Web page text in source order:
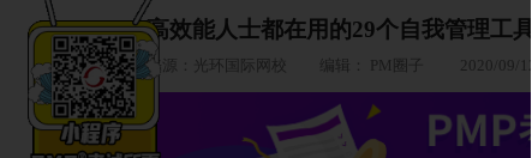
高效能人士都在用的29个自我管理工具
来源：光环国际网校 编辑： PM圈子 2020/09/12